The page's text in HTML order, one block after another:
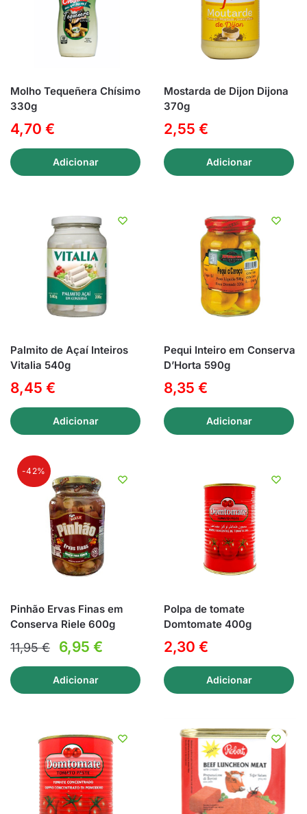
Molho Tequeñera Chísimo
330g
4,70 €
Adicionar
Mostarda de Dijon Dijona
370g
2,55 €
Adicionar
Palmito de Açaí Inteiros
Vitalia 540g
8,45 €
Adicionar
Pequi Inteiro em Conserva
D’Horta 590g
8,35 €
Adicionar
-42%
Pinhão Ervas Finas em
Conserva Riele 600g
11,95€
O
preço
original
11,95 €.
6,95 €
preço
atual
6,95 €.
Adicionar
Polpa de tomate
Domtomate 400g
2,30 €
Adicionar